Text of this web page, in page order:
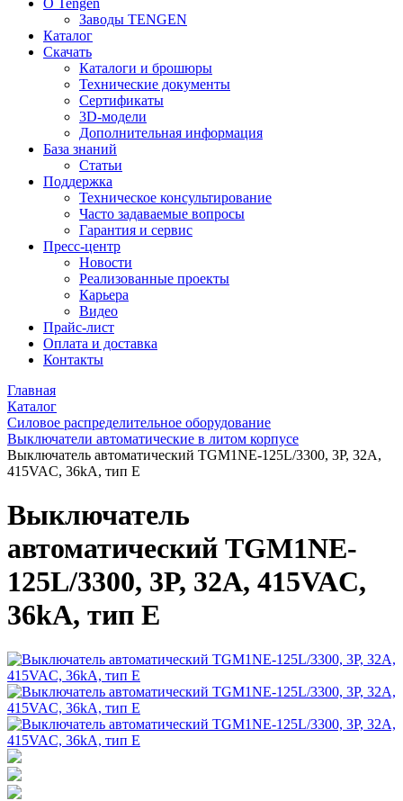
О Tengen
Заводы TENGEN
Каталог
Скачать
Каталоги и брошюры
Технические документы
Сертификаты
3D-модели
Дополнительная информация
База знаний
Статьи
Поддержка
Техническое консультирование
Часто задаваемые вопросы
Гарантия и сервис
Пресс-центр
Новости
Реализованные проекты
Карьера
Видео
Прайс-лист
Оплата и доставка
Контакты
Главная
Каталог
Силовое распределительное оборудование
Выключатели автоматические в литом корпусе
Выключатель автоматический TGM1NE-125L/3300, 3P, 32A,
415VAC, 36kA, тип E
Выключатель
автоматический TGM1NE-
125L/3300, 3P, 32A, 415VAC,
36kA, тип E